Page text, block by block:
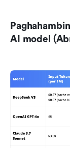
AI model